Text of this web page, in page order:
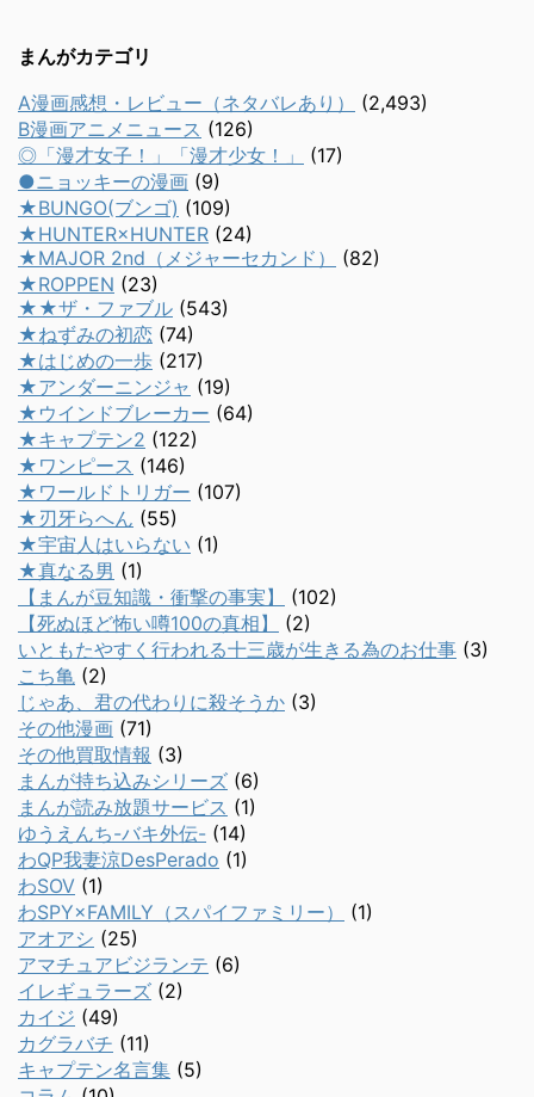
まんがカテゴリ
A漫画感想・レビュー（ネタバレあり）
(2,493)
B漫画アニメニュース (126)
◎「漫才女子！」「漫才少女！」
(17)
●ニョッキーの漫画 (9)
★BUNGO(ブンゴ) (109)
★HUNTER×HUNTER (24)
★MAJOR 2nd（メジャーセカンド）
(82)
★ROPPEN (23)
★★ザ・ファブル (543)
★ねずみの初恋 (74)
★はじめの一歩 (217)
★アンダーニンジャ (19)
★ウインドブレーカー (64)
★キャプテン2 (122)
★ワンピース (146)
★ワールドトリガー (107)
★刃牙らへん (55)
★宇宙人はいらない (1)
★真なる男 (1)
【まんが豆知識・衝撃の事実】
(102)
【死ぬほど怖い噂100の真相】
(2)
いともたやすく行われる十三歳が生きる為のお仕事 (3)
こち亀 (2)
じゃあ、君の代わりに殺そうか (3)
その他漫画 (71)
その他買取情報 (3)
まんが持ち込みシリーズ (6)
まんが読み放題サービス (1)
ゆうえんち-バキ外伝- (14)
わQP我妻涼DesPerado (1)
わSOV (1)
わSPY×FAMILY（スパイファミリー）
(1)
アオアシ (25)
アマチュアビジランテ (6)
イレギュラーズ (2)
カイジ (49)
カグラバチ (11)
キャプテン名言集 (5)